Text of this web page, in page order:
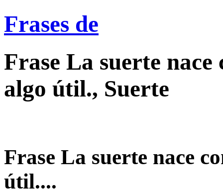
Frases de
Frase La suerte
algo útil., Suerte
Frase La suerte nace
útil....